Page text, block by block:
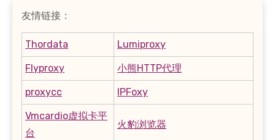
友情链接：
Thordata Lumiproxy
Flyproxy 小熊HTTP代理
proxycc IPFoxy
Vmcardio虚拟卡平
台
火豹浏览器